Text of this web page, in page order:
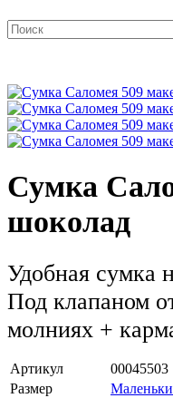
Сумка
шоколад
Удобная сумка
Под клапаном
молниях +
Артикул
00045503
Размер